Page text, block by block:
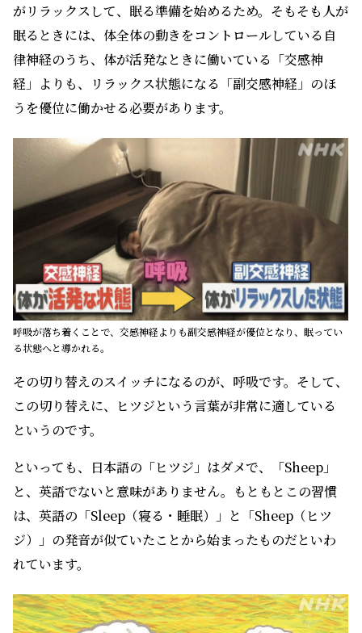
がリラックスして、眠る準備を始めるため。そもそも人が
眠るときには、体全体の動きをコントロールしている自
律神経のうち、体が活発なときに働いている「交感神
経」よりも、リラックス状態になる「副交感神経」のほ
うを優位に働かせる必要があります。
呼吸が落ち着くことで、交感神経よりも副交感神経が優位となり、眠ってい
る状態へと導かれる。
その切り替えのスイッチになるのが、呼吸です。そして、
この切り替えに、ヒツジという言葉が非常に適している
というのです。
といっても、日本語の「ヒツジ」はダメで、「Sheep」
と、英語でないと意味がありません。もともとこの習慣
は、英語の「Sleep（寝る・睡眠）」と「Sheep（ヒツ
ジ）」の発音が似ていたことから始まったものだといわ
れています。